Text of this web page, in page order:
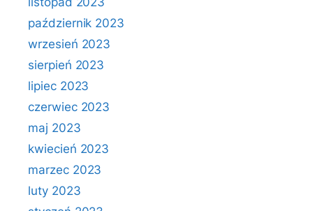
październik 2023
wrzesień 2023
sierpień 2023
lipiec 2023
czerwiec 2023
maj 2023
kwiecień 2023
marzec 2023
luty 2023